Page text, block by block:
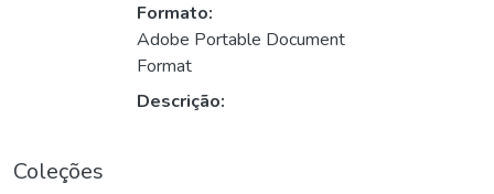
Formato:
Adobe Portable Document
Format
Descrição:
Coleções